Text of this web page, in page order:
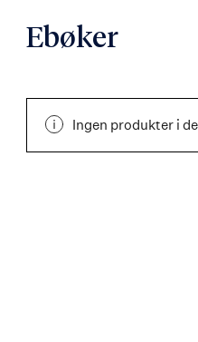
Ebøker
Ingen produkter i